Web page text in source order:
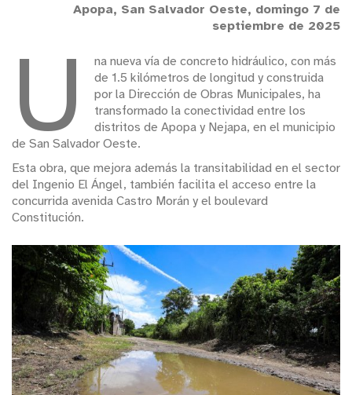
Apopa, San Salvador Oeste, domingo 7 de
septiembre de 2025
U
na nueva vía de concreto hidráulico, con más
de 1.5 kilómetros de longitud y construida
por la Dirección de Obras Municipales, ha
transformado la conectividad entre los
distritos de Apopa y Nejapa, en el municipio
de San Salvador Oeste.
Esta obra, que mejora además la transitabilidad en el sector
del Ingenio El Ángel, también facilita el acceso entre la
concurrida avenida Castro Morán y el boulevard
Constitución.